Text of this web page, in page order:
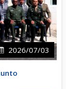
2026/07/03